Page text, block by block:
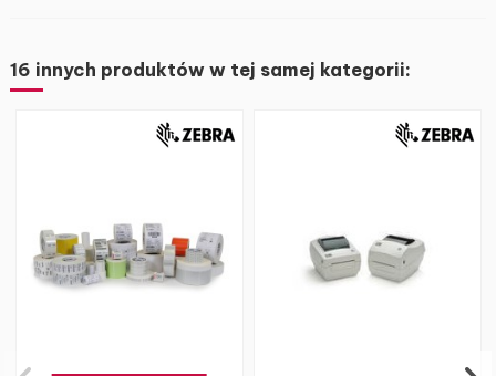
16 innych produktów w tej samej kategorii: